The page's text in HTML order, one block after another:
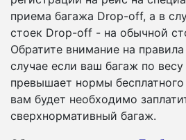
приема багажа Drop-off, а в
стоек Drop-off - на обычной
Обратите внимание на
случае если ваш багаж по
превышает нормы
вам будет необходимо
сверхнормативный багаж.